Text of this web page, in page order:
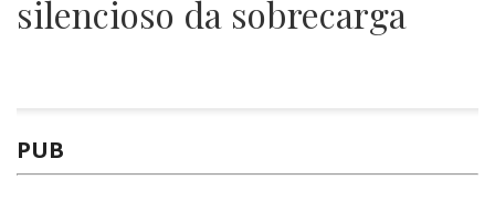
silencioso da sobrecarga
PUB